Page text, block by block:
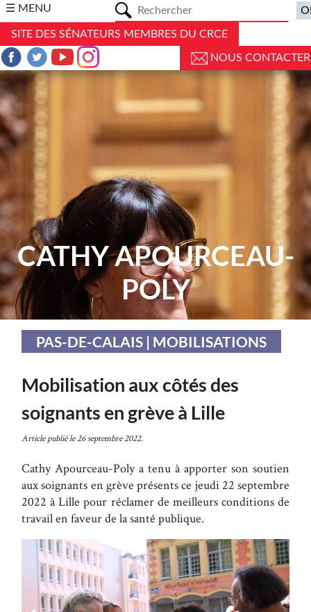
☰ MENU
SITE DES SÉNATEURS MEMBRES DU CRCE
NOUS CONTACTER
CATHY APOURCEAU-
POLY
PAS-DE-CALAIS | MOBILISATIONS
Mobilisation aux côtés des
soignants en grève à Lille
Article publié le 26 septembre 2022.
Cathy Apourceau-Poly a tenu à apporter son soutien
aux soignants en grève présents ce jeudi 22 septembre
2022 à Lille pour réclamer de meilleurs conditions de
travail en faveur de la santé publique.